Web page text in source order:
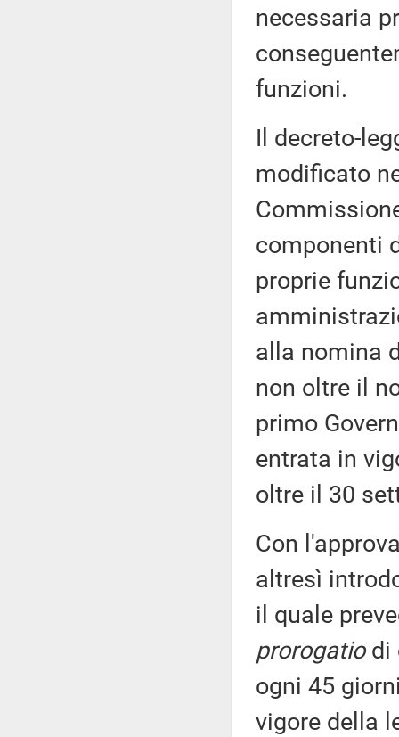
necessaria
funzioni.
Il decreto-
modificato
componenti
proprie
alla nomina
non oltre il
primo
entrata in
oltre il 30
Con
altresì
il quale
prorogatiodi
ogni 45
vigore della